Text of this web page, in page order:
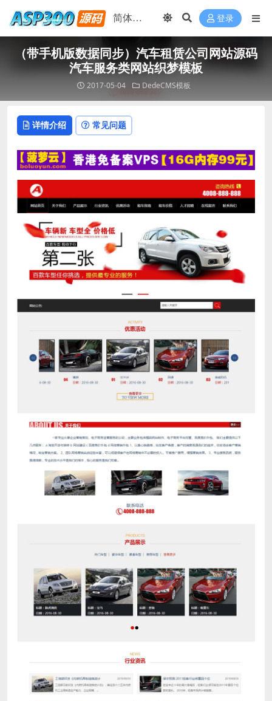
登录
（带手机版数据同步）汽车租赁公司网站源码
汽车服务类网站织梦模板
2017-05-04 DedeCMS模板
详情介绍 常见问题